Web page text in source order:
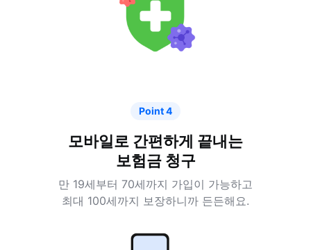
Point 4
모바일로 간편하게 끝내는
보험금 청구
만 19세부터 70세까지 가입이 가능하고
최대 100세까지 보장하니까 든든해요.